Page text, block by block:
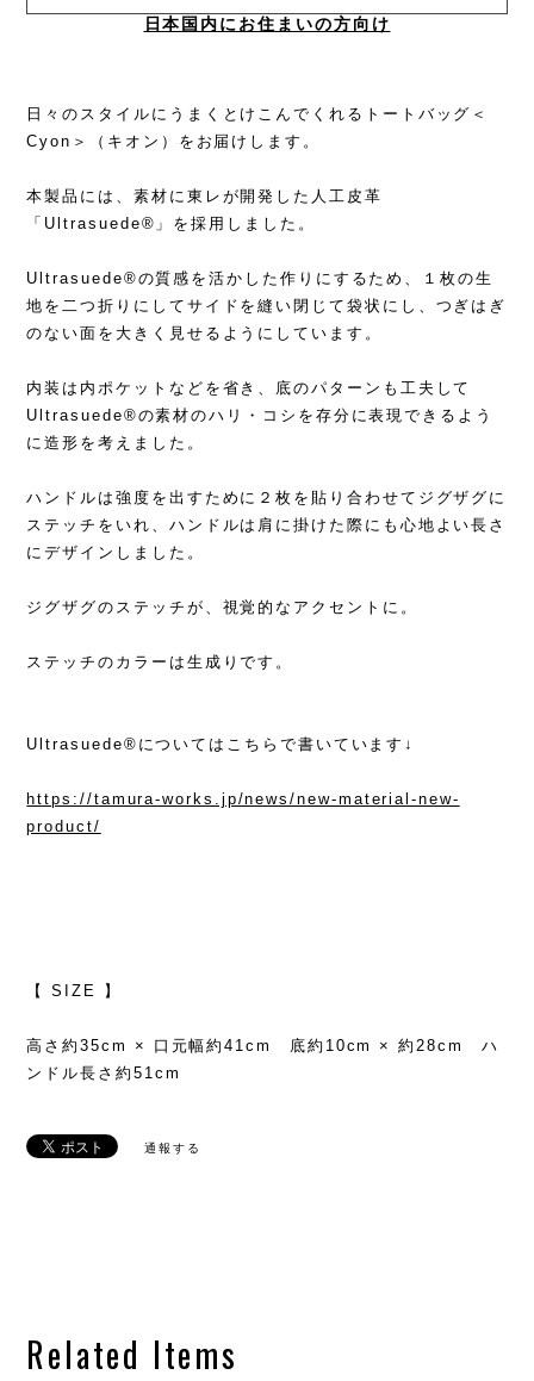
日本国内にお住まいの方向け
日々のスタイルにうまくとけこんでくれるトートバッグ＜
Cyon＞（キオン）をお届けします。
本製品には、素材に東レが開発した人工皮革
「Ultrasuede®︎」を採用しました。
Ultrasuede®︎の質感を活かした作りにするため、１枚の生
地を二つ折りにしてサイドを縫い閉じて袋状にし、つぎはぎ
のない面を大きく見せるようにしています。
内装は内ポケットなどを省き、底のパターンも工夫して
Ultrasuede®︎の素材のハリ・コシを存分に表現できるよう
に造形を考えました。
ハンドルは強度を出すために２枚を貼り合わせてジグザグに
ステッチをいれ、ハンドルは肩に掛けた際にも心地よい長さ
にデザインしました。
ジグザグのステッチが、視覚的なアクセントに。
ステッチのカラーは生成りです。
Ultrasuede®︎についてはこちらで書いています↓
https://tamura-works.jp/news/new-material-new-
product/
【 SIZE 】
高さ約35cm × 口元幅約41cm 底約10cm × 約28cm ハ
ンドル長さ約51cm
通報する
Related Items